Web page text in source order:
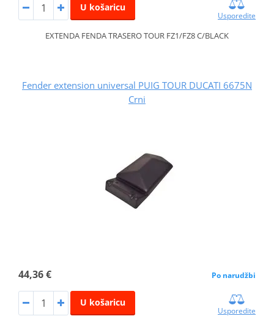
U košaricu
Usporedite
EXTENDA FENDA TRASERO TOUR FZ1/FZ8 C/BLACK
Fender extension universal PUIG TOUR DUCATI 6675N
Crni
44,36 € Po narudžbi
U košaricu
Usporedite